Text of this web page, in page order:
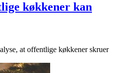
køkkener kan
at offentlige køkkener skruer